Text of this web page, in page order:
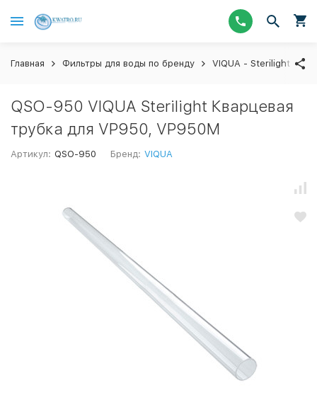
Главная Фильтры для воды по бренду VIQUA - Sterilight
QSO-950 VIQUA Sterilight Кварцевая
трубка для VP950, VP950M
Артикул: QSO-950 Бренд: VIQUA